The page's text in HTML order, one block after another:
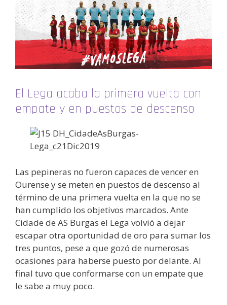
El Lega acaba la primera vuelta con
empate y en puestos de descenso
Las pepineras no fueron capaces de vencer en
Ourense y se meten en puestos de descenso al
término de una primera vuelta en la que no se
han cumplido los objetivos marcados. Ante
Cidade de AS Burgas el Lega volvió a dejar
escapar otra oportunidad de oro para sumar los
tres puntos, pese a que gozó de numerosas
ocasiones para haberse puesto por delante. Al
final tuvo que conformarse con un empate que
le sabe a muy poco.